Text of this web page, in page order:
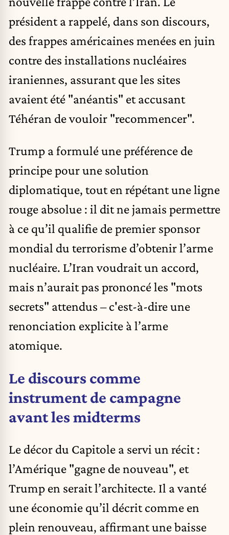
président a rappelé, dans son discours,
des frappes américaines menées en juin
contre des installations nucléaires
iraniennes, assurant que les sites
avaient été "anéantis" et accusant
Téhéran de vouloir "recommencer".
Trump a formulé une préférence de
principe pour une solution
diplomatique, tout en répétant une ligne
rouge absolue : il dit ne jamais permettre
à ce qu’il qualifie de premier sponsor
mondial du terrorisme d’obtenir l’arme
nucléaire. L’Iran voudrait un accord,
mais n’aurait pas prononcé les "mots
secrets" attendus – c'est-à-dire une
renonciation explicite à l’arme
atomique.
Le discours comme
instrument de campagne
avant les midterms
Le décor du Capitole a servi un récit :
l’Amérique "gagne de nouveau", et
Trump en serait l’architecte. Il a vanté
une économie qu’il décrit comme en
plein renouveau, affirmant une baisse